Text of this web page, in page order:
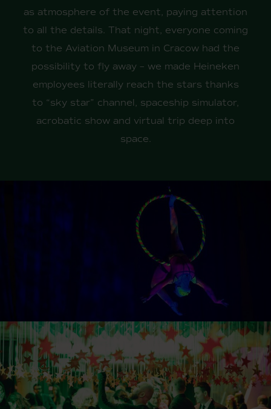
as atmosphere of the event, paying attention
to all the details. That night, everyone coming
to the Aviation Museum in Cracow had the
possibility to fly away – we made Heineken
employees literally reach the stars thanks
to “sky star” channel, spaceship simulator,
acrobatic show and virtual trip deep into
space.